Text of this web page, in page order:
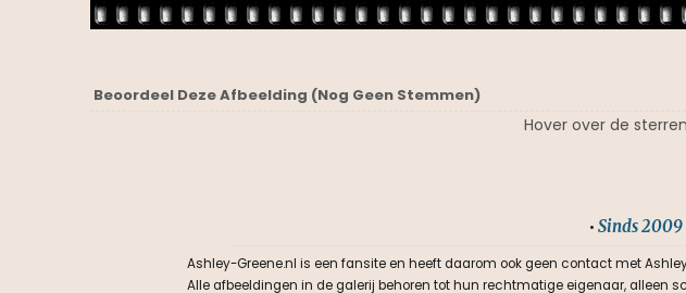
Beoordeel Deze Afbeelding (Nog Geen Stemmen)
Hover over de
• Sinds 2009
Ashley-Greene.nl is een fansite en heeft daarom ook geen contact met
Alle afbeeldingen in de galerij behoren tot hun rechtmatige eigenaar, alleen